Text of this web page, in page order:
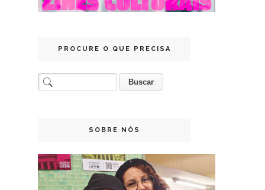
PROCURE O QUE PRECISA
SOBRE NÓS